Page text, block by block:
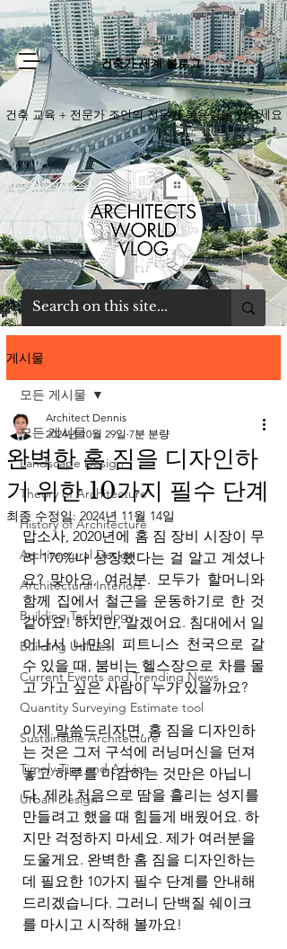
건축가 세계 블로그
건축 교육 + 전문가 조언의 전문가 복용량을 얻으세요
게시물
모든 게시물
Landscape Design
Theory of Architecture
History of Architecture
Architectural Design
Architectural Interiors
Building Technology
Building Utilities
Current Events and Trending News
Quantity Surveying Estimate tool
Sustainable Architecture
Timely Tips and Advice
Urban Design
모든 게시물
완벽한 홈 짐을 디자인하
기 위한 10가지 필수 단계
Architect Dennis
2024년 10월 29일 7분 분량
최종 수정일: 2024년 11월 14일
맙소사, 2020년에 홈 짐 장비 시장이 무
려 170%나 성장했다는 걸 알고 계셨나
요? 맞아요, 여러분. 모두가 할머니와
함께 집에서 철근을 운동하기로 한 것
같아요! 하지만, 알겠어요. 침대에서 일
어나서 나만의 피트니스 천국으로 갈
수 있을 때, 붐비는 헬스장으로 차를 몰
고 가고 싶은 사람이 누가 있을까요?
이제 말씀드리자면, 홈 짐을 디자인하
는 것은 그저 구석에 러닝머신을 던져
놓고 하루를 마감하는 것만은 아닙니
다. 제가 처음으로 땀을 흘리는 성지를
만들려고 했을 때 힘들게 배웠어요. 하
지만 걱정하지 마세요. 제가 여러분을
도울게요. 완벽한 홈 짐을 디자인하는
데 필요한 10가지 필수 단계를 안내해
드리겠습니다. 그러니 단백질 쉐이크
를 마시고 시작해 볼까요!